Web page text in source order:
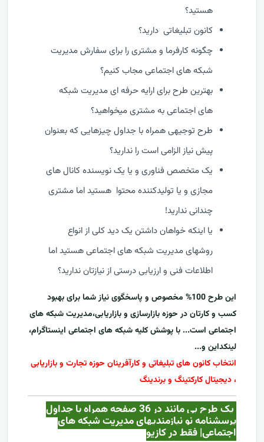
هستید؟
کانون تبلیغاتی دارید؟
چگونه کارفرما و مشتری را برای سفارش مدیریت
شبکه های اجتماعی مجاب کنیم؟
بهترین طرح برای ارایه حرفه ای مدیریت شبکه
های اجتماعی به مشتری میخواهید؟
طرح توجیهی همراه با جداول چیزهایی که بعنوان
پیش نیاز الزامی است را ندارید؟
یک متخصص فناوری و یا یک نویسنده کانال های
مجازی و یا تولیدکننده محتوا هستید اما مشتری
چندانی ندارید!
یا اینکه خواهان داشتن یک دید کلی از انواع
روشهای مدیریت شبکه های اجتماعی هستید اما
اطلاعات فنی و ارزیابی درستی از نیازتان ندارید؟
این طرح 100% مخصوص و پاسخگوی نیاز شما برای بهبود
کسب و کارتان در حوزه بازارسازی و بازاریابی،مدیریت شبکه های
اجتماعی است... با پوشش کلیه شبکه های اجتماعی اینستاگرام،
لینکداین و...
انتخاب کانون های تبلیغاتی و کارآفرینان حوزه تجارت و بازاریابی
، دیجیتال کارکتینگ و برندینگ
یک طرح بی مانند در 36 صفحه همراه با جداول
پرسشنامه نو نیازمندیهای مدیریت شبکه های
اجتماعی| فقط در کازيو